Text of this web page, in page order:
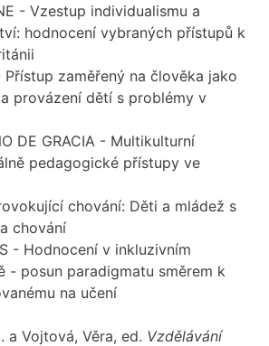
- Vzestup individualismu a
hodnocení vybraných přístupů k
Přístup zaměřený na člověka jako
provázení dětí s problémy v
DE GRACIA - Multikulturní
pedagogické přístupy ve
chování: Děti a mládež s
chování
- Hodnocení v inkluzivním
- posun paradigmatu směrem k
na učení
a Vojtová, Věra, ed. Vzdělávání